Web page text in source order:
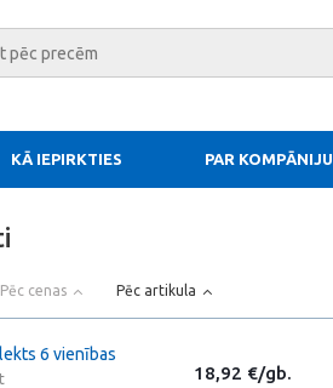
KĀ IEPIRKTIES PAR KOMPĀNIJU
Pēc cenas Pēc artikula
6 vienības
18,92 €/gb.